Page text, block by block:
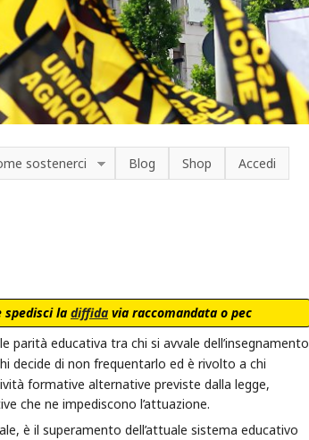
sostenerci Blog Shop Accedi
spedisci la diffida via raccomandata o pec
parità educativa tra chi si avvale dell’insegnamento
decide di non frequentarlo ed è rivolto a chi
formative alternative previste dalla legge,
che ne impediscono l’attuazione.
è il superamento dell’attuale sistema educativo